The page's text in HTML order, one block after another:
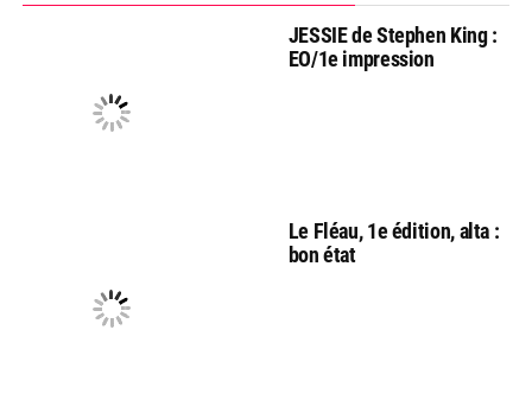
JESSIE de Stephen King :
EO/1e impression
Le Fléau, 1e édition, alta :
bon état